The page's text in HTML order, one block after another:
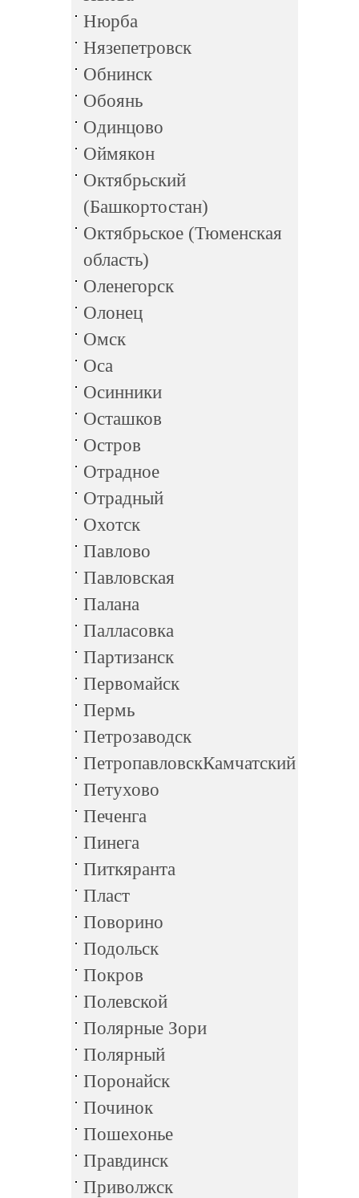
Нюрба
Нязепетровск
Обнинск
Обоянь
Одинцово
Оймякон
Октябрьский
(Башкортостан)
Октябрьское (Тюменская
область)
Оленегорск
Олонец
Омск
Оса
Осинники
Осташков
Остров
Отрадное
Отрадный
Охотск
Павлово
Павловская
Палана
Палласовка
Партизанск
Первомайск
Пермь
Петрозаводск
ПетропавловскКамчатский
Петухово
Печенга
Пинега
Питкяранта
Пласт
Поворино
Подольск
Покров
Полевской
Полярные Зори
Полярный
Поронайск
Починок
Пошехонье
Правдинск
Приволжск